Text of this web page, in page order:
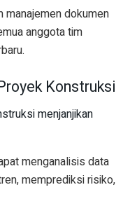
manajemen dokumen
anggota tim
Konstruksi
menjanjikan
menganalisis data
memprediksi risiko,